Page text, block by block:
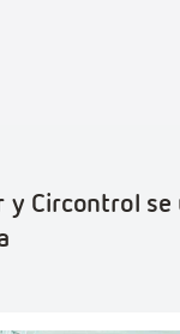
y Circontrol